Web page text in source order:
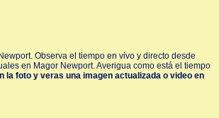
Observa el tiempo en vivo y directo desde
en Magor Newport. Averigua como está el tiempo
la foto y veras una imagen actualizada o video en